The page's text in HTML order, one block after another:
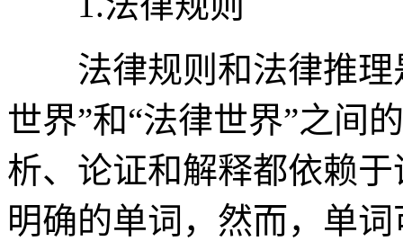
法律规则和法律推理
世界”和“法律世界”之间
析、论证和解释都依赖
明确的单词，然而，单